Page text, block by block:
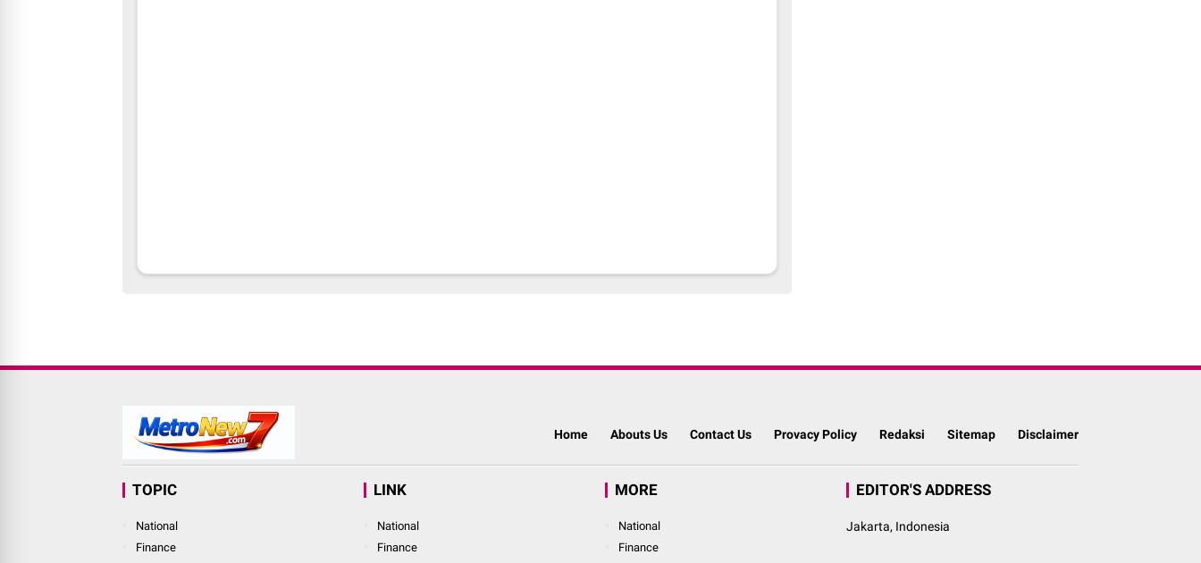
Home Abouts Us Contact Us Provacy Policy Redaksi Sitemap Disclaimer
TOPIC
National
Finance
LINK
National
Finance
MORE
National
Finance
EDITOR'S ADDRESS
Jakarta, Indonesia